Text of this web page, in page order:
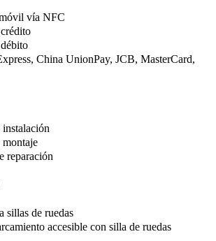
vía NFC
China UnionPay, JCB, MasterCard,
montaje
reparación
sillas de ruedas
accesible con silla de ruedas